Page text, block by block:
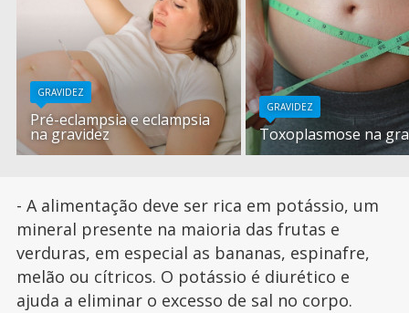
GRAVIDEZ
Pré-eclampsia e eclampsia
na gravidez
GRAVIDEZ
Toxoplasmose na
- A alimentação deve ser rica em potássio, um
mineral presente na maioria das frutas e
verduras, em especial as bananas, espinafre,
melão ou cítricos. O potássio é diurético e
ajuda a eliminar o excesso de sal no corpo.